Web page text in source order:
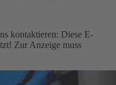
kontaktieren: Diese E-
Zur Anzeige muss